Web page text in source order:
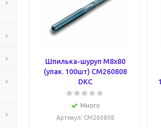
Шпилька-шуруп M8х80
(упак. 100шт) CM260808
DKC
Много
Артикул: CM260808